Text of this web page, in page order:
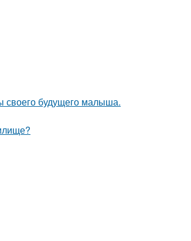
своего будущего малыша.